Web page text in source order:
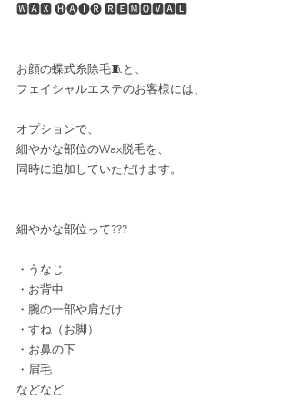
🆆🅰︎🆇 🅗🅐🅘🅡 🆁🅴🅼🅾︎🆅🅰︎🅻
お顔の蝶式糸除毛🧵と、
フェイシャルエステのお客様には、
オプションで、
細やかな部位のWax脱毛を、
同時に追加していただけます。
細やかな部位って???
・うなじ
・お背中
・腕の一部や肩だけ
・すね（お脚）
・お鼻の下
・眉毛
などなど